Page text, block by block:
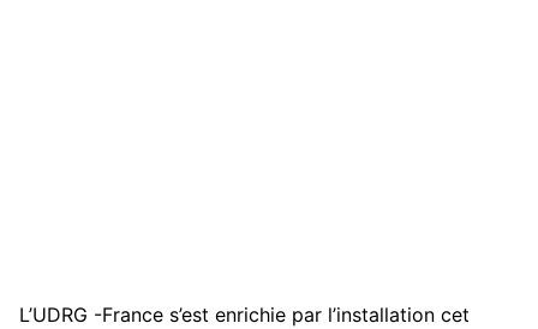
L’UDRG -France s’est enrichie par l’installation cet